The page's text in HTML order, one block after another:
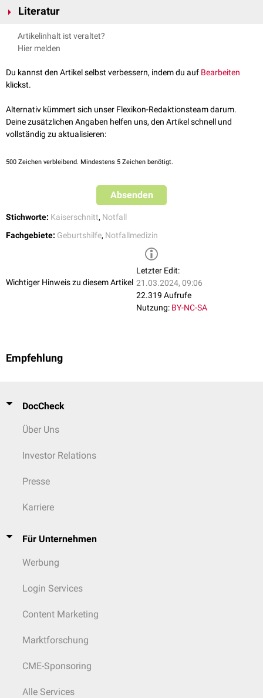
Armvorfall
Organverletzungen.
Literatur
Sarah Gruber, BASICS Gynäkologie und Geburtshilfe, 3. Auflage,
Urban & Fischer, Elsevier, München, 2009
Artikelinhalt ist veraltet?
Hier melden
Du kannst den Artikel selbst verbessern, indem du auf Bearbeiten
klickst.
Alternativ kümmert sich unser Flexikon-Redaktionsteam darum.
Deine zusätzlichen Angaben helfen uns, den Artikel schnell und
vollständig zu aktualisieren:
500 Zeichen verbleibend. Mindestens 5 Zeichen benötigt.
Absenden
Stichworte: Kaiserschnitt, Notfall
Fachgebiete: Geburtshilfe, Notfallmedizin
Wichtiger Hinweis zu diesem Artikel
Letzter Edit:
21.03.2024, 09:06
22.319 Aufrufe
Nutzung: BY-NC-SA
Empfehlung
DocCheck
Über Uns
Investor Relations
Presse
Karriere
Für Unternehmen
Werbung
Login Services
Content Marketing
Marktforschung
CME-Sponsoring
Alle Services